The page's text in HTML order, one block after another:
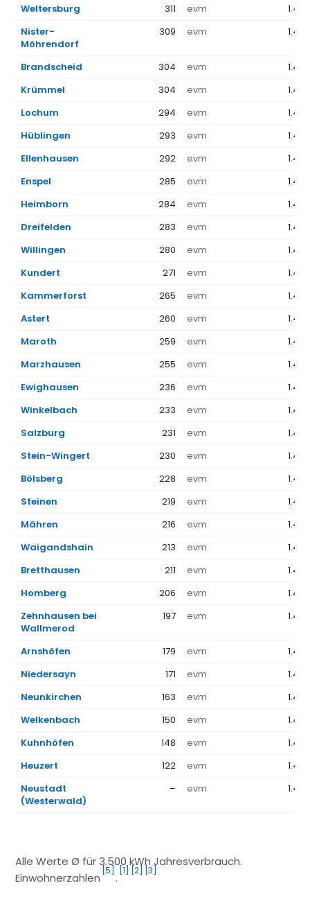
Weltersburg
311 evm
Nister-
Möhrendorf
309 evm
Brandscheid 304 evm
Krümmel
304 evm
Lochum
294 evm
Hüblingen
293 evm
Ellenhausen
292 evm
Enspel
285 evm
Heimborn
284 evm
Dreifelden
283 evm
Willingen
280 evm
Kundert
271 evm
Kammerforst
265 evm
Astert
260 evm
Maroth
259 evm
Marzhausen
255 evm
Ewighausen
236 evm
Winkelbach
233 evm
Salzburg
231 evm
Stein-Wingert
230 evm
Bölsberg
228 evm
Steinen
219 evm
Mähren
216 evm
Waigandshain
213 evm
Bretthausen
211 evm
Homberg
206 evm
Zehnhausen bei
Wallmerod
197 evm
Arnshöfen 179 evm
Niedersayn
171 evm
Neunkirchen
163 evm
Welkenbach
150 evm
Kuhnhöfen
148 evm
Heuzert
122 evm
Neustadt
(Westerwald)
– evm
Alle Werte Ø für 3.500 kWh Jahresverbrauch.
Einwohnerzahlen
[5]
.
[1] [2] [3]